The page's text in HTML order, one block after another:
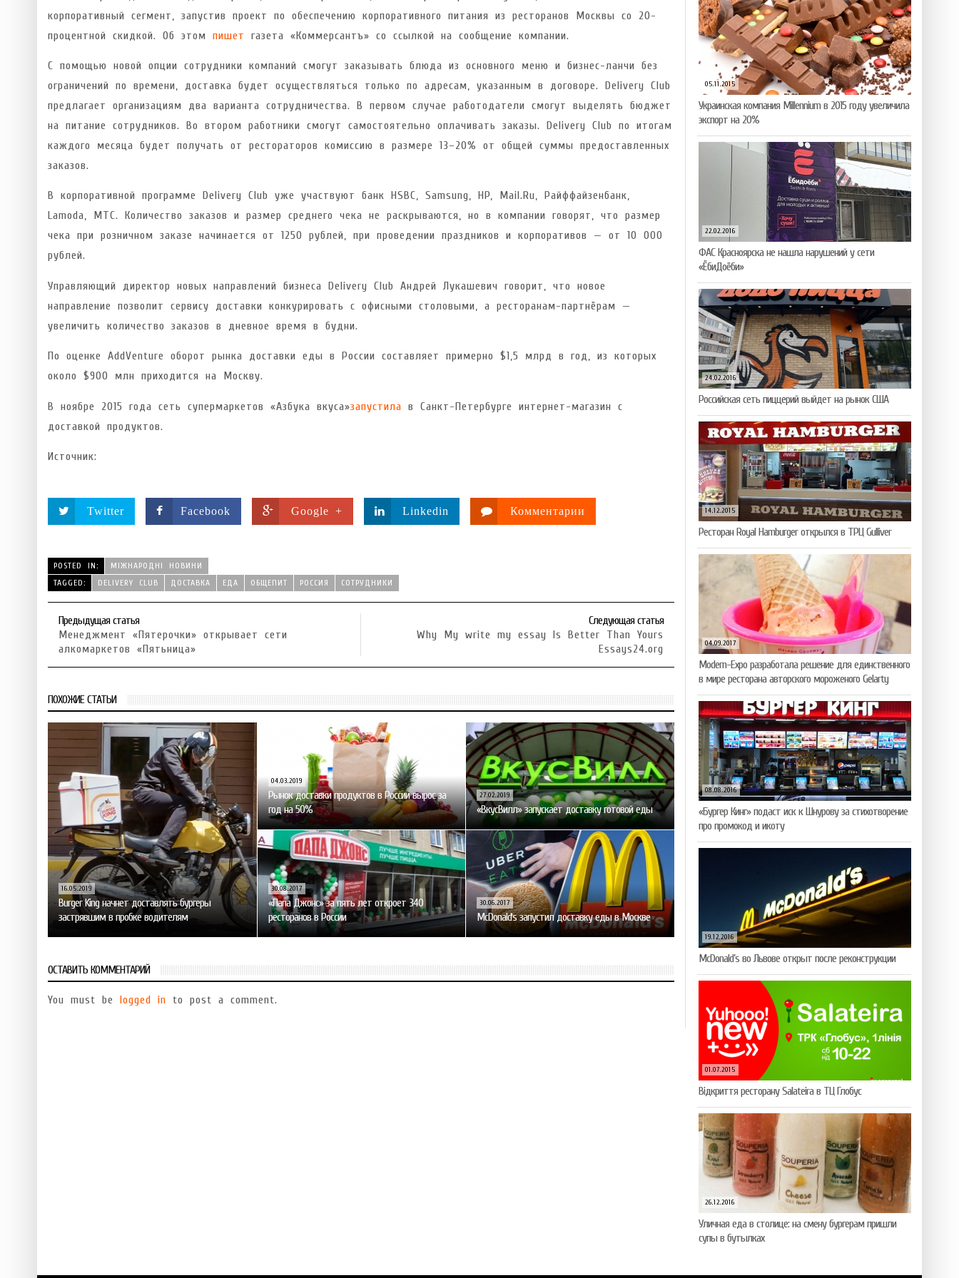
корпоративный сегмент, запустив проект по обеспечению корпоративного питания из ресторанов Москвы со 20-
процентной скидкой. Об этом пишет газета «Коммерсантъ» со ссылкой на сообщение компании.
С помощью новой опции сотрудники компаний смогут заказывать блюда из основного меню и бизнес-ланчи без
ограничений по времени, доставка будет осуществляться только по адресам, указанным в договоре. Delivery Club
предлагает организациям два варианта сотрудничества. В первом случае работодатели смогут выделять бюджет
на питание сотрудников. Во втором работники смогут самостоятельно оплачивать заказы. Delivery Club по итогам
каждого месяца будет получать от рестораторов комиссию в размере 13–20% от общей суммы предоставленных
заказов.
В корпоративной программе Delivery Club уже участвуют банк HSBC, Samsung, HP, Mail.Ru, Райффайзенбанк,
Lamoda, MTC. Количество заказов и размер среднего чека не раскрываются, но в компании говорят, что размер
чека при розничном заказе начинается от 1250 рублей, при проведении праздников и корпоративов — от 10 000
рублей.
Управляющий директор новых направлений бизнеса Delivery Club Андрей Лукашевич говорит, что новое
направление позволит сервису доставки конкурировать с офисными столовыми, а ресторанам-партнёрам —
увеличить количество заказов в дневное время в будни.
По оценке AddVenture оборот рынка доставки еды в России составляет примерно $1,5 млрд в год, из которых
около $900 млн приходится на Москву.
В ноябре 2015 года сеть супермаркетов «Азбука вкуса»запустила в Санкт-Петербурге интернет-магазин с
доставкой продуктов.
Источник:
Twitter Facebook Google + Linkedin Комментарии
POSTED IN:
МІЖНАРОДНІ НОВИНИ
TAGGED:
DELIVERY CLUB ДОСТАВКА ЕДА ОБЩЕПИТ РОССИЯ СОТРУДНИКИ
Предыдущая статья
Менеджмент «Пятерочки» открывает сети
алкомаркетов «Пятьница»
Следующая статья
Why My write my essay Is Better Than Yours
Essays24.org
ПОХОЖИЕ СТАТЬИ
16.05.2019
Burger King начнет доставлять бургеры
застрявшим в пробке водителям
04.03.2019
Рынок доставки продуктов в России вырос за
год на 50%
27.02.2019
«ВкусВилл» запускает доставку готовой еды
30.08.2017
«Папа Джонс» за пять лет откроет 340
ресторанов в России
30.06.2017
McDonaldʼs запустил доставку еды в Москве
ОСТАВИТЬ КОММЕНТАРИЙ
You must be logged in to post a comment.
05.11.2015
Украинская компания Millennium в 2015 году увеличила
экспорт на 20%
22.02.2016
ФАС Красноярска не нашла нарушений у сети
«ЁбиДоёби»
24.02.2016
Российская сеть пиццерий выйдет на рынок США
14.12.2015
Ресторан Royal Hamburger открылся в ТРЦ Gulliver
04.09.2017
Modern-Expo разработала решение для единственного
в мире ресторана авторского мороженого Gelarty
08.08.2016
«Бургер Кинг» подаст иск к Шнурову за стихотворение
про промокод и икоту
19.12.2016
McDonald’s во Львове открыт после реконструкции
01.07.2015
Відкриття ресторану Salateirа в ТЦ Глобус
26.12.2016
Уличная еда в столице: на смену бургерам пришли
супы в бутылках